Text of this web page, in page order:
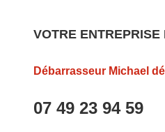
VOTRE
Débarrasseur Michael
07 49 23 94 59